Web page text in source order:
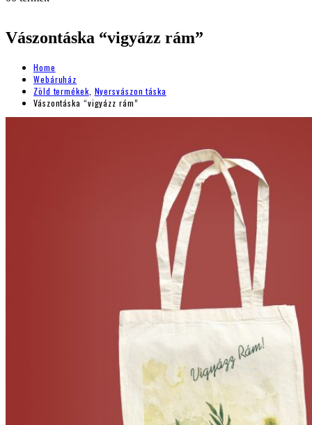
Vászontáska “vigyázz rám”
Home
Webáruház
Zöld termékek Nyersvászon táska
Vászontáska “vigyázz rám”